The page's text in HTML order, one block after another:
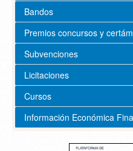
Bandos
Premios concursos y
Subvenciones
Licitaciones
Cursos
Información Económica